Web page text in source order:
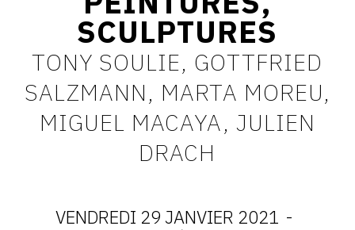
CONTACT
CGU
CGV
SUIVEZ-NOUS
FACEBOOK
SCULPTURES
TONY SOULIE, GOTTFRIED
SALZMANN, MARTA MOREU,
MIGUEL MACAYA, JULIEN
DRACH
VENDREDI 29 JANVIER 2021 -